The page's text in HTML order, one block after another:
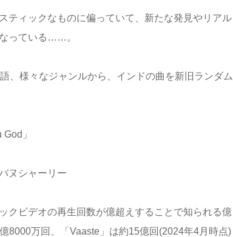
ティックなものに偏っていて、新たな発見やリアル
っている……。
、様々なジャンルから、インドの曲を新旧ランダム
」
ヌシャーリー
クビデオの再生回数が億超えすることで知られる億
8000万回、「Vaaste」は約15億回(2024年4月時点)